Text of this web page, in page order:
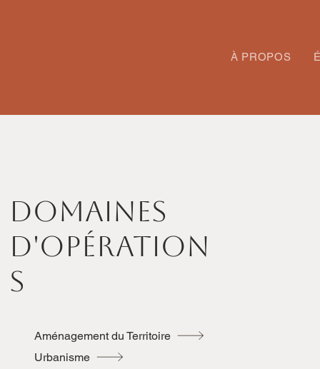
À PROPOS
DOMAINES
D'OPÉRATION
S
Aménagement du Territoire
Urbanisme